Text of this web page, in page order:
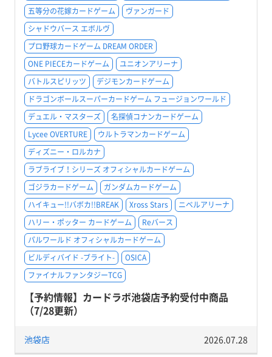
五等分の花嫁カードゲーム
ヴァンガード
シャドウバース エボルヴ
プロ野球カードゲーム DREAM ORDER
ONE PIECEカードゲーム
ユニオンアリーナ
バトルスピリッツ
デジモンカードゲーム
ドラゴンボールスーパーカードゲーム フュージョンワールド
デュエル・マスターズ
名探偵コナンカードゲーム
Lycee OVERTURE
ウルトラマンカードゲーム
ディズニー・ロルカナ
ラブライブ！シリーズ オフィシャルカードゲーム
ゴジラカードゲーム
ガンダムカードゲーム
ハイキュー!!バボカ!!BREAK
Xross Stars
ニベルアリーナ
ハリー・ポッター カードゲーム
Reバース
パルワールド オフィシャルカードゲーム
ビルディバイド -ブライト-
OSICA
ファイナルファンタジーTCG
【予約情報】カードラボ池袋店予約受付中商品
（7/28更新）
池袋店 2026.07.28